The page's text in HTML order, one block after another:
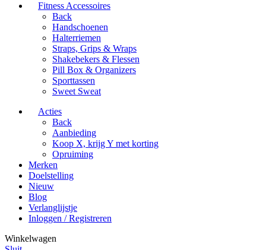
Fitness Accessoires
Back
Handschoenen
Halterriemen
Straps, Grips & Wraps
Shakebekers & Flessen
Pill Box & Organizers
Sporttassen
Sweet Sweat
Acties
Back
Aanbieding
Koop X, krijg Y met korting
Opruiming
Merken
Doelstelling
Nieuw
Blog
Verlanglijstje
Inloggen / Registreren
Winkelwagen